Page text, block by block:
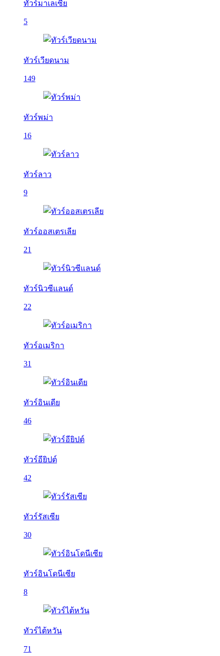
ทัวร์มาเลเซีย
5
ทัวร์เวียดนาม
149
ทัวร์พม่า
16
ทัวร์ลาว
9
ทัวร์ออสเตรเลีย
21
ทัวร์นิวซีแลนด์
22
ทัวร์อเมริกา
31
ทัวร์อินเดีย
46
ทัวร์อียิปต์
42
ทัวร์รัสเซีย
30
ทัวร์อินโดนีเซีย
8
ทัวร์ไต้หวัน
71